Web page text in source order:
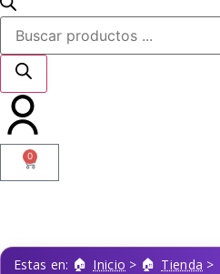
0
Estas en: Inicio > Tienda >